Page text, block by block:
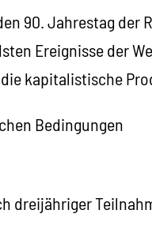
90. Jahrestag der
Ereignisse der
kapitalistische
Bedingungen
dreijähriger